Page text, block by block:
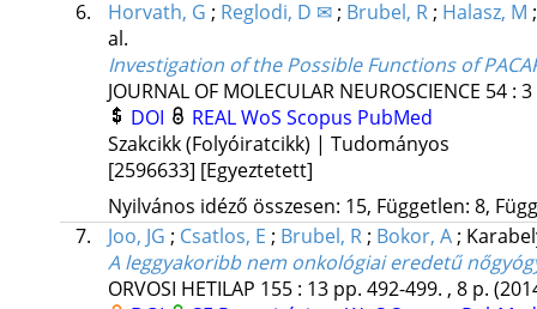
6.
Horvath, G ; Reglodi, D ✉ ; Brubel, R ; Halasz, M
al.
Investigation of the Possible Functions of
JOURNAL OF MOLECULAR NEUROSCIENCE 54: 3
DOI
REALWoS Scopus PubMed
Szakcikk (Folyóiratcikk) | Tudományos
[2596633] [Egyeztetett]
Nyilvános idéző összesen: 15, Független: 8,
7.
Joo, JG ; Csatlos, E ; Brubel, R ; Bokor, A ;
A leggyakoribb nem onkológiai eredetű
ORVOSI HETILAP 155: 13 pp. 492-499. , 8 p.